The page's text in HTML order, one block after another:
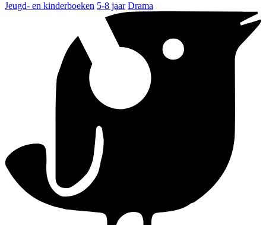
Jeugd- en kinderboeken 5-8 jaar Drama